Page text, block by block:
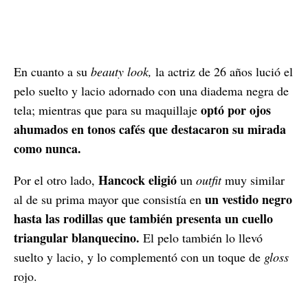
En cuanto a su beauty look, la actriz de 26 años lució el
pelo suelto y lacio adornado con una diadema negra de
tela; mientras que para su maquillaje optó por ojos
ahumados en tonos cafés que destacaron su mirada
como nunca.
Por el otro lado, Hancock eligió un outfitmuy similar
al de su prima mayor que consistía en un vestido negro
hasta las rodillas que también presenta un cuello
triangular blanquecino. El pelo también lo llevó
suelto y lacio, y lo complementó con un toque de gloss
rojo.